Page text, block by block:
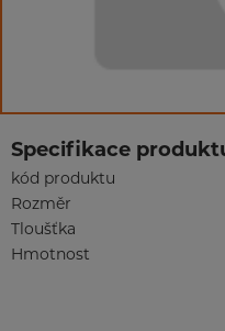
Specifikace
kód produktu
Rozměr
Tloušťka
Hmotnost